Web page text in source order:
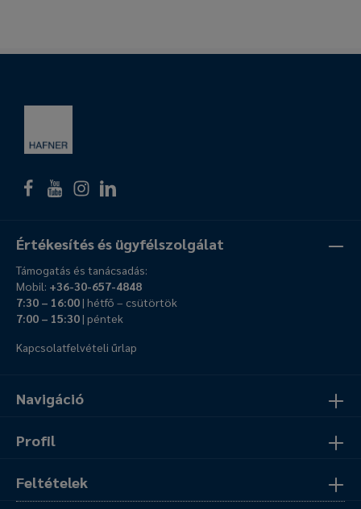
Navigáció
Profil
Feltételek
Értékesítés és ügyfélszolgálat
Támogatás és tanácsadás:
Mobil: +36-30-657-4848
7:30 – 16:00| hétfő – csütörtök
7:00 – 15:30| péntek
Kapcsolatfelvételi űrlap